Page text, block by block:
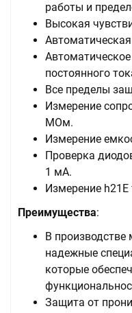
работы и
Высокая
постоянного
Все пределы
Измерение
МОм.
Измерение
Проверка
1 мА.
Измерение
Преимущества:
В производстве
надежные
которые
Защита от